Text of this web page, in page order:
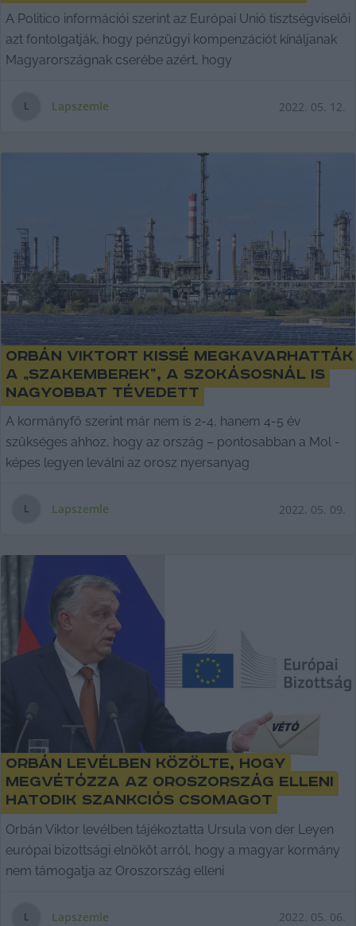
A Politico információi szerint az Európai Unió tisztségviselői
azt fontolgatják, hogy pénzügyi kompenzációt kínáljanak
Magyarországnak cserébe azért, hogy
L Lapszemle 2022. 05. 12.
Orbán Viktort kissé megkavarhatták
a „szakemberek”, a szokásosnál is
nagyobbat tévedett
A kormányfő szerint már nem is 2-4, hanem 4-5 év
szükséges ahhoz, hogy az ország – pontosabban a Mol -
képes legyen leválni az orosz nyersanyag
L Lapszemle 2022. 05. 09.
Orbán levélben közölte, hogy
megvétózza az Oroszország elleni
hatodik szankciós csomagot
Orbán Viktor levélben tájékoztatta Ursula von der Leyen
európai bizottsági elnököt arról, hogy a magyar kormány
nem támogatja az Oroszország elleni
L Lapszemle 2022. 05. 06.